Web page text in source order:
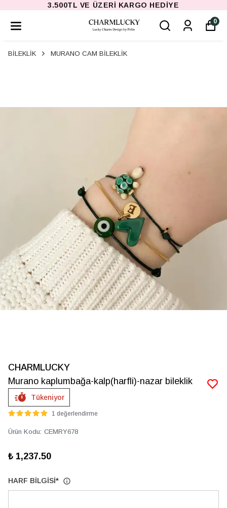
3.500TL VE ÜZERI KARGO HEDIYE
0
BİLEKLİK MURANO CAM BİLEKLİK
CHARMLUCKY
Murano kaplumbağa-kalp(harfli)-nazar bileklik
Tükeniyor
1 değerlendirme
Ürün Kodu: CEMRY678
₺ 1,237.50
HARF BİLGİSİ*